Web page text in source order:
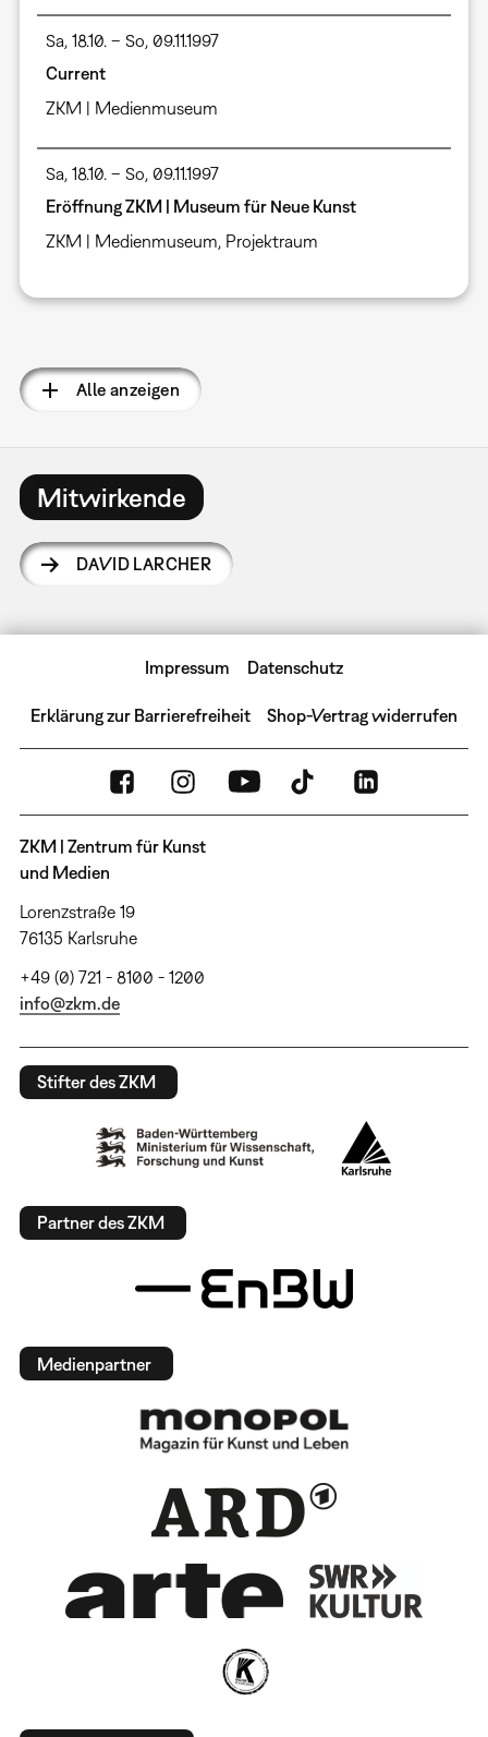
Sa, 18.10. – So, 09.11.1997
Current
ZKM | Medienmuseum
Sa, 18.10. – So, 09.11.1997
Eröffnung ZKM | Museum für Neue Kunst
ZKM | Medienmuseum, Projektraum
Alle anzeigen
Mitwirkende
DAVID LARCHER
Impressum Datenschutz
Erklärung zur Barrierefreiheit Shop-Vertrag widerrufen
ZKM | Zentrum für Kunst
und Medien
Lorenzstraße 19
76135 Karlsruhe
+49 (0) 721 - 8100 - 1200
info@zkm.de
Stifter des ZKM
Partner des ZKM
Medienpartner